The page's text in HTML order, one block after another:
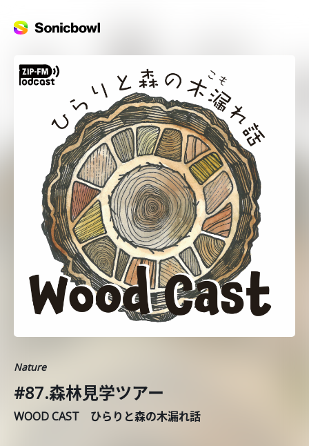
Nature
#87.森林見学ツアー
WOOD CAST ひらりと森の木漏れ話